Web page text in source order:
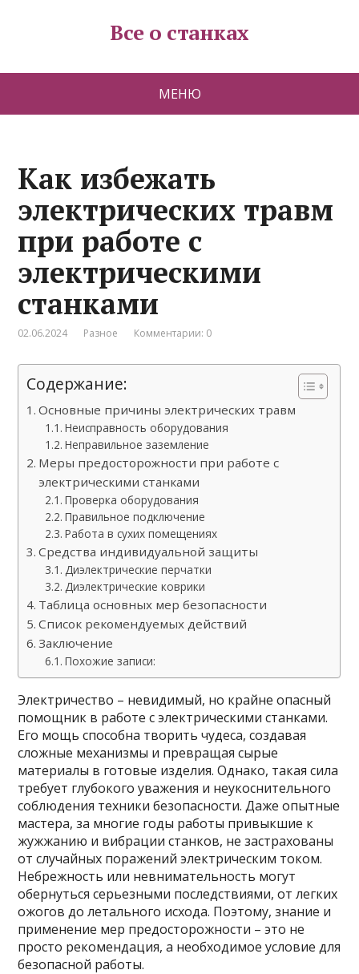
Все о станках
МЕНЮ
Как избежать
электрических травм
при работе с
электрическими
станками
02.06.2024 Разное Комментарии: 0
Содержание:
Основные причины электрических травм
Неисправность оборудования
Неправильное заземление
Меры предосторожности при работе с
электрическими станками
Проверка оборудования
Правильное подключение
Работа в сухих помещениях
Средства индивидуальной защиты
Диэлектрические перчатки
Диэлектрические коврики
Таблица основных мер безопасности
Список рекомендуемых действий
Заключение
Похожие записи:
Электричество – невидимый, но крайне опасный
помощник в работе с электрическими станками.
Его мощь способна творить чудеса, создавая
сложные механизмы и превращая сырые
материалы в готовые изделия. Однако, такая сила
требует глубокого уважения и неукоснительного
соблюдения техники безопасности. Даже опытные
мастера, за многие годы работы привыкшие к
жужжанию и вибрации станков, не застрахованы
от случайных поражений электрическим током.
Небрежность или невнимательность могут
обернуться серьезными последствиями, от легких
ожогов до летального исхода. Поэтому, знание и
применение мер предосторожности – это не
просто рекомендация, а необходимое условие для
безопасной работы.